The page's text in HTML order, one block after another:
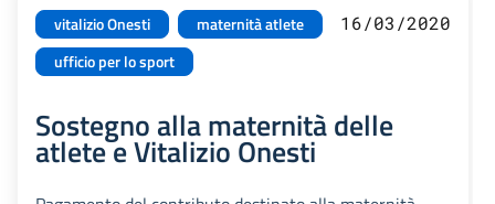
vitalizio Onesti
maternità atlete
ufficio per lo sport
16/03/2020
Sostegno alla maternità delle
atlete e Vitalizio Onesti